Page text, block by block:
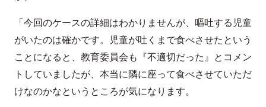
「今回のケースの詳細はわかりませんが、嘔吐する児童
がいたのは確かです。児童が吐くまで食べさせたという
ことになると、教育委員会も『不適切だった』とコメン
トしていましたが、本当に隣に座って食べさせていただ
けなのかなというところが気になります。